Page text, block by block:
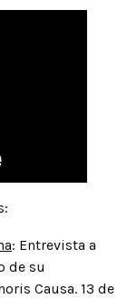
: Entrevista a
de su
Causa. 13 de